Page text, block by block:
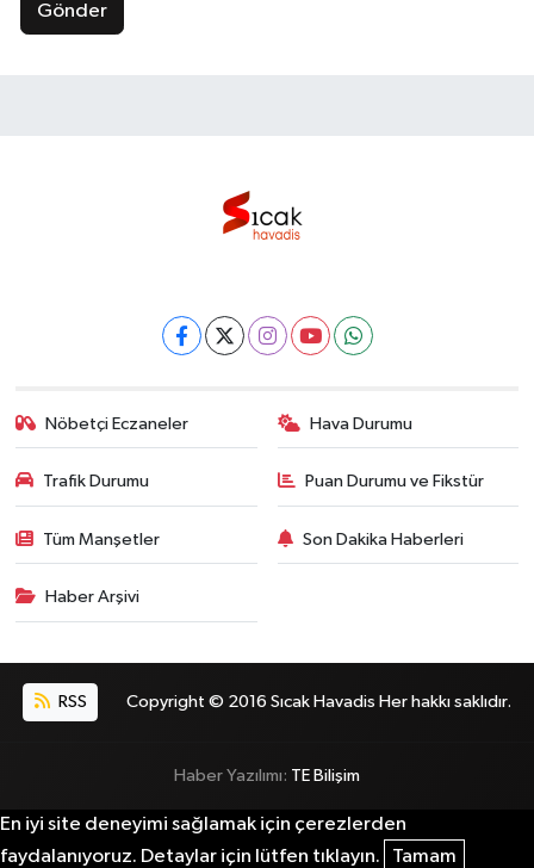
Gönder
Nöbetçi Eczaneler Hava Durumu
Trafik Durumu Puan Durumu ve Fikstür
Tüm Manşetler Son Dakika Haberleri
Haber Arşivi
RSS Copyright © 2016 Sıcak Havadis Her hakkı saklıdır.
Haber Yazılımı: TE Bilişim
En iyi site deneyimi sağlamak için çerezlerden
faydalanıyoruz. Detaylar için lütfen tıklayın.
Tamam